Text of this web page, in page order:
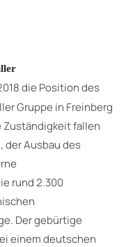
die Position des
Gruppe in Freinberg
Zuständigkeit fallen
der Ausbau des
rund 2.300
Der gebürtige
einem deutschen